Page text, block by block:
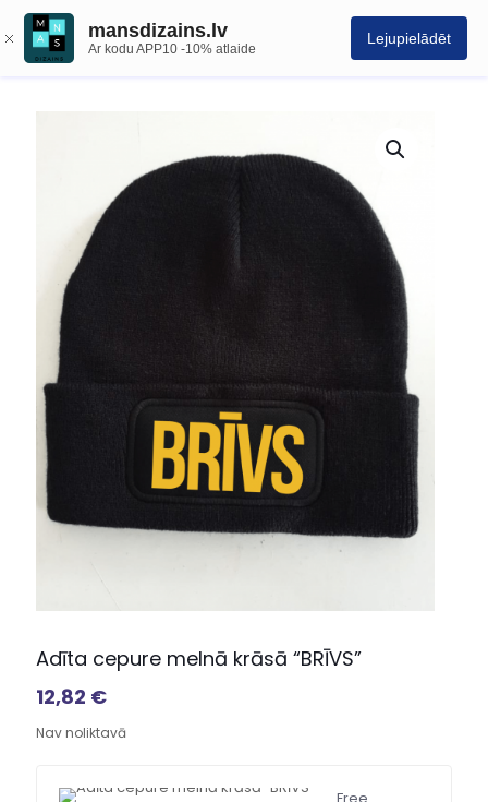
mansdizains.lv
Ar kodu APP10 -10% atlaide
Lejupielādēt
Adīta cepure melnā krāsā “BRĪVS”
12,82 €
Nav noliktavā
Free